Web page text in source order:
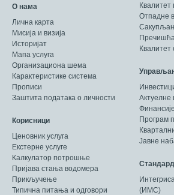
О нама
Лична карта
Мисија и визија
Историјат
Мапа услуга
Организациона шема
Карактеристике система
Прописи
Заштита података о личности
Корисници
Ценовник услуга
Екстерне услуге
Калкулатор потрошње
Пријава стања водомера
Прикључење
Типична питања и одговори
Квалитет
Отпадне
Квалитет
Актуелне
Финансије
Програм
Јавне
(ИМС)